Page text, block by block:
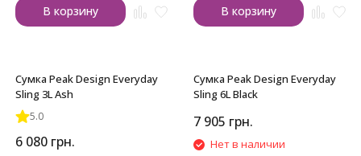
В корзину В корзину
Сумка Peak Design Everyday
Sling 3L Ash
5.0
6 080 грн.
Сумка Peak Design Everyday
Sling 6L Black
7 905 грн.
Нет в наличии